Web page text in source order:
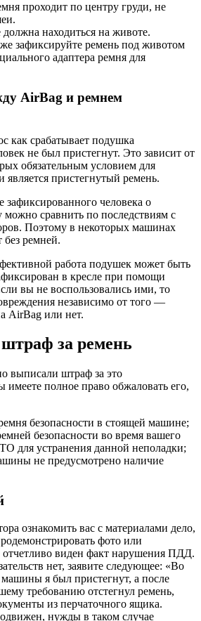
проходит по центру груди, не
находиться на животе.
зафиксируйте ремень под животом
адаптера ремня для
AirBag и ремнем
как срабатывает подушка
не был пристегнут. Это зависит от
обязательным условием для
пристегнутый ремень.
зафиксированного человека о
сравнить по последствиям с
Поэтому в некоторых машинах
ремней.
работа подушек может быть
в кресле при помощи
вы не воспользовались ими, то
независимо от того —
AirBag или нет.
за ремень
выписали штраф за это
имеете полное право обжаловать его,
безопасности в стоящей машине;
безопасности во время вашего
для устранения данной неполадки;
не предусмотрено наличие
ознакомить вас с материалами дело,
фото или
отчетливо виден факт нарушения ПДД.
нет, заявите следующее: «Во
я был пристегнут, а после
требованию отстегнул ремень,
из перчаточного ящика.
нужды в таком случае